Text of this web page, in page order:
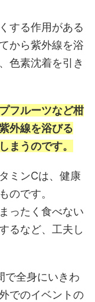
する作用がある
から紫外線を浴
色素沈着を引き
フルーツなど柑
外線を浴びる
まうのです。
ミンCは、健康
のです。
ったく食べない
るなど、工夫し
で全身にいきわ
でのイベントの